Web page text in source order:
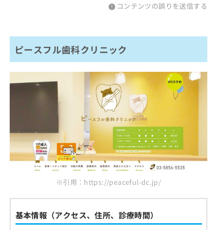
コンテンツの誤りを送信する
ピースフル歯科クリニック
※引用：https://peaceful-dc.jp/
基本情報（アクセス、住所、診療時間）